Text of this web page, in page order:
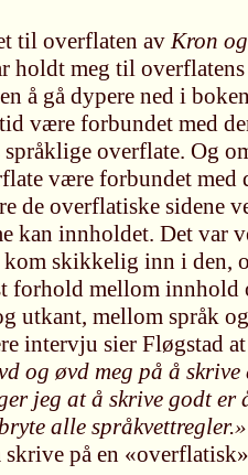
til overflaten avKron
holdt meg til
å gå dypere ned i
være forbundet med
overflate. Og
være forbundet med
de overflatiske sidene
kan innholdet. Det var
skikkelig inn i den,
forhold mellom innhold
utkant, mellom språk
intervju sier Fløgstad at
og øvd meg på å
jeg at å skrive godt er
alle
på en